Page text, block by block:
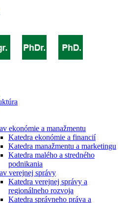
ekonómie a manažmentu
Katedra ekonómie a financií
Katedra manažmentu a marketingu
Katedra malého a stredného
podnikania
verejnej správy
Katedra verejnej správy a
regionálneho rozvoja
Katedra správneho práva a